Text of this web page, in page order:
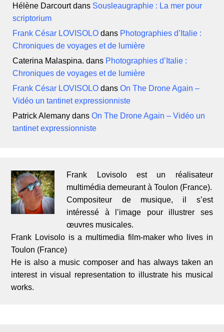
Hélène Darcourtdans Sousleaugraphie : La mer pour
scriptorium
Frank César LOVISOLO dans Photographies d’Italie :
Chroniques de voyages et de lumière
Caterina Malaspina. dans Photographies d’Italie :
Chroniques de voyages et de lumière
Frank César LOVISOLO dansOn The Drone Again –
Vidéo un tantinet expressionniste
Patrick Alemany dansOn The Drone Again – Vidéo un
tantinet expressionniste
Frank Lovisolo est un réalisateur
multimédia demeurant à Toulon (France).
Compositeur de musique, il s’est
intéressé à l’image pour illustrer ses
œuvres musicales.
Frank Lovisolo is a multimedia film-maker who lives in
Toulon (France)
He is also a music composer and has always taken an
interest in visual representation to illustrate his musical
works.